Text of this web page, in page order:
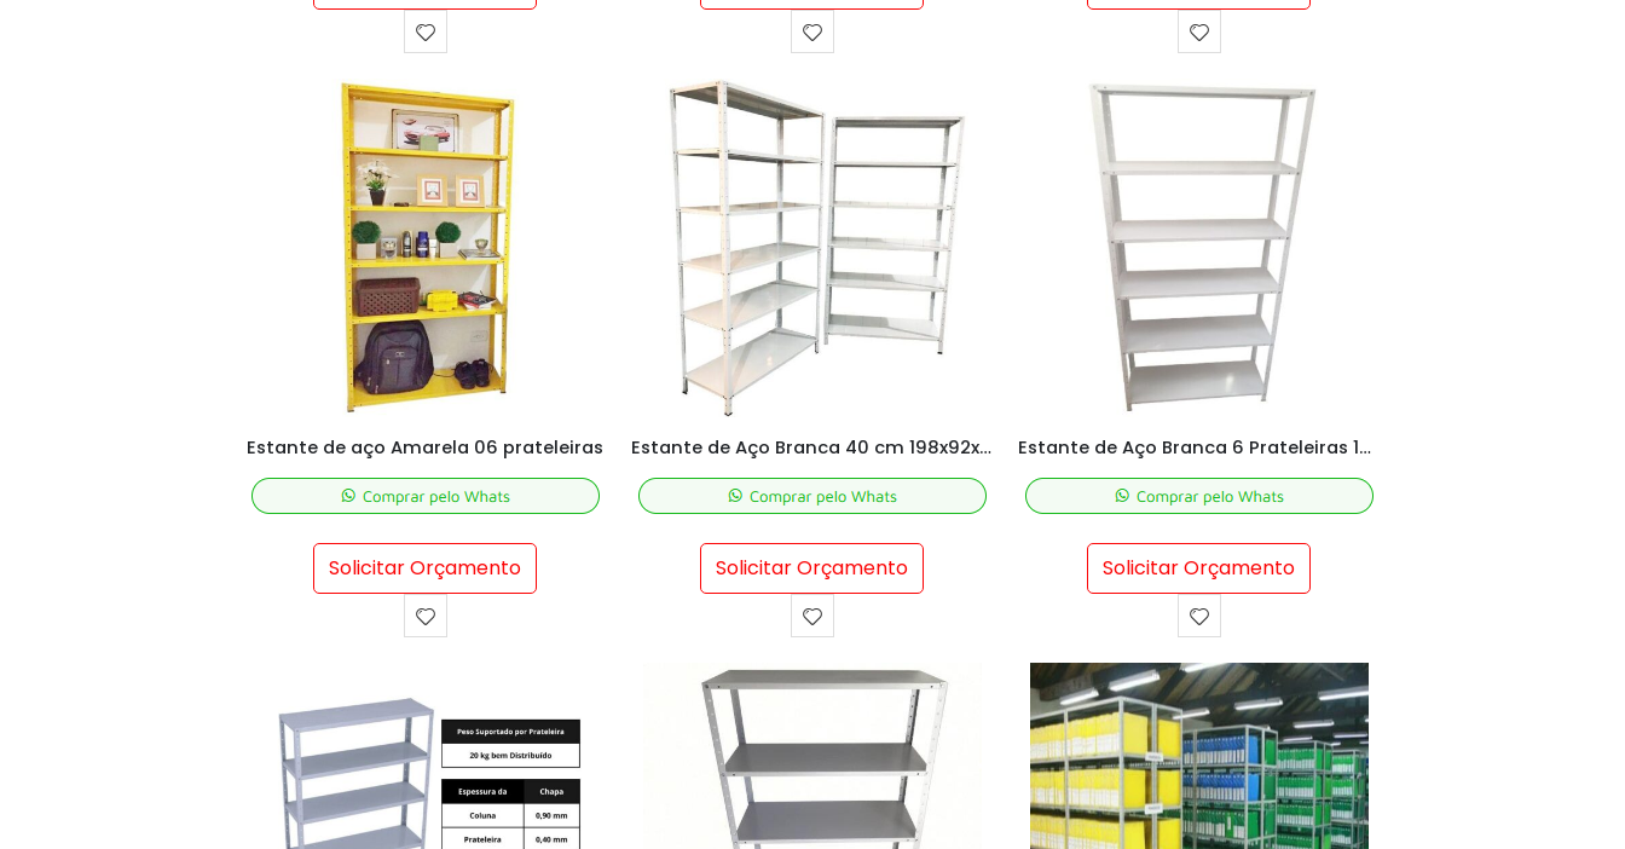
Estante de aço Amarela 06 prateleiras
Solicitar Orçamento
Estante de Aço Branca 40 cm 198x92x40 cm
Solicitar Orçamento
Estante de Aço Branca 6 Prateleiras 198x92x30 cm
Solicitar Orçamento